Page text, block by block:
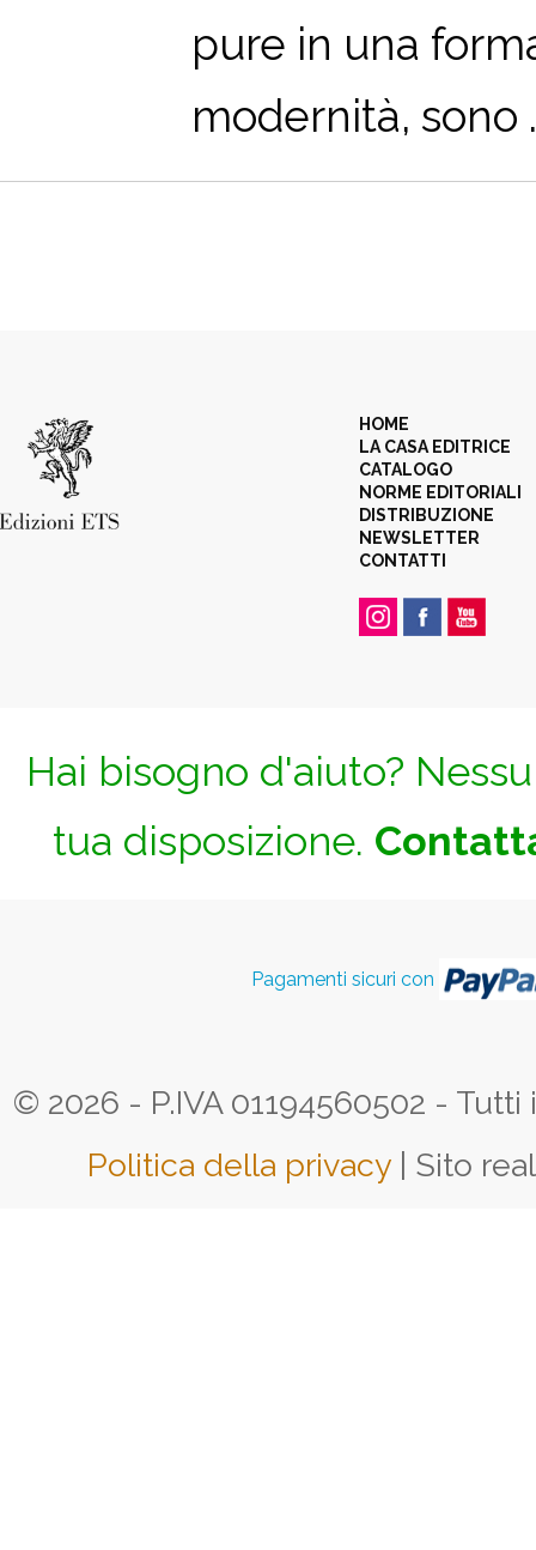
pure in una
modernità, sono
HOME
LA CASA EDITRICE
CATALOGO
NORME EDITORIALI
DISTRIBUZIONE
NEWSLETTER
CONTATTI
Hai bisogno d'aiuto?
tua disposizione.
Pagamenti sicuri con
© 2026 - P.IVA 01194560502 -
Politica della privacy | Sito